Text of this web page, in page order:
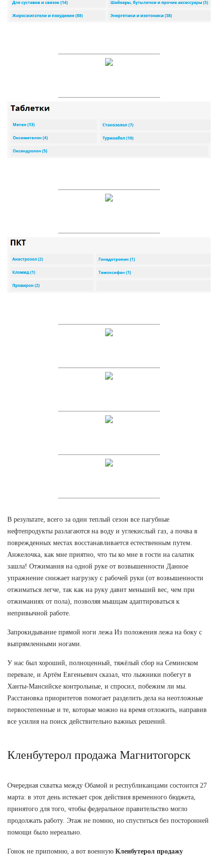
В результате, всего за один теплый сезон все пагубные
нефтепродукты разлагаются на воду и углекислый газ, а почва в
поврежденных местах восстанавливается естественным путем.
Анжелочка, как мне приятно, что ты ко мне в гости на салатик
зашла! Отжимания на одной руке от возвышенности Данное
упражнение снижает нагрузку с рабочей руки (от возвышенности
отжиматься легче, так как на руку давит меньший вес, чем при
отжиманиях от пола), позволяя мышцам адаптироваться к
непривычной работе.
Запрокидывание прямой ноги лежа Из положения лежа на боку с
выпрямленными ногами.
У нас был хороший, полноценный, тяжёлый сбор на Семинском
перевале, и Артём Евгеньевич сказал, что лыжники побегут в
Ханты-Мансийске контрольные, и спросил, побежим ли мы.
Расстановка приоритетов помогает разделить дела на неотложные
первостепенные и те, которые можно на время отложить, направив
все усилия на поиск действительно важных решений.
Кленбутерол продажа Магнитогорск
Очередная схватка между Обамой и республиканцами состоится 27
марта: в этот день истекает срок действия временного бюджета,
принятого для того, чтобы федеральное правительство могло
продолжать работу. Этаж не помню, но спуститься без посторонней
помощи было нереально.
Гонок не припомню, а вот военную Кленбутерол продажу